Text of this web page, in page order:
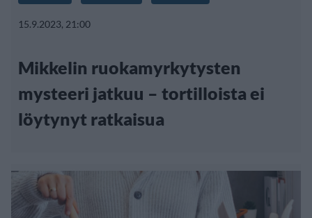
15.9.2023, 21:00
Mikkelin ruokamyrkytysten
mysteeri jatkuu – tortilloista ei
löytynyt ratkaisua